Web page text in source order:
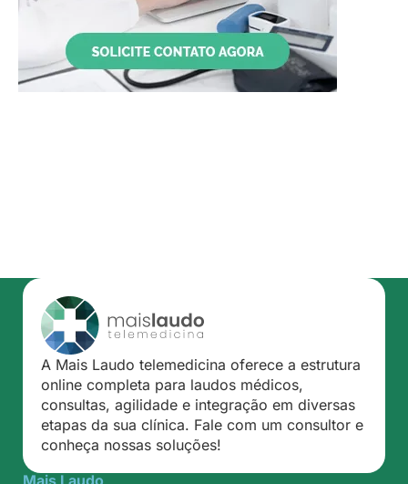
A Mais Laudo telemedicina oferece a estrutura
online completa para laudos médicos,
consultas, agilidade e integração em diversas
etapas da sua clínica. Fale com um consultor e
conheça nossas soluções!
Mais Laudo